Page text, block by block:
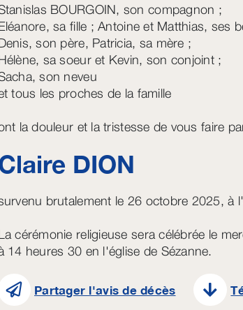
BOURGOIN, son compagnon ;
sa fille ; Antoine et Matthias, ses
son père, Patricia, sa mère ;
sa soeur et Kevin, son conjoint ;
son neveu
tous les proches de la famille
la douleur et la tristesse de vous faire
DION
brutalement le 26 octobre 2025, à
cérémonie religieuse sera célébrée le
14 heures 30 en l'église de Sézanne.
Partager l'avis de décès